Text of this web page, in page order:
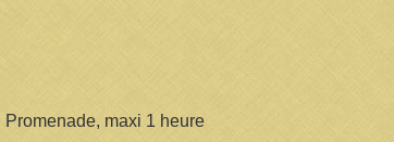
Promenade, maxi 1 heure